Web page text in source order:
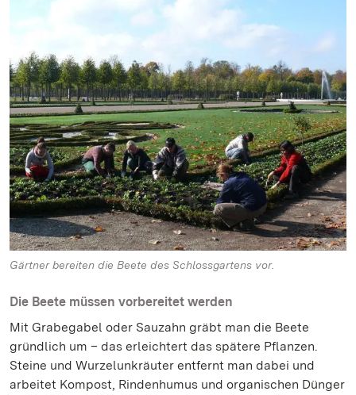
Gärtner bereiten die Beete des Schlossgartens vor.
Die Beete müssen vorbereitet werden
Mit Grabegabel oder Sauzahn gräbt man die Beete
gründlich um – das erleichtert das spätere Pflanzen.
Steine und Wurzelunkräuter entfernt man dabei und
arbeitet Kompost, Rindenhumus und organischen Dünger